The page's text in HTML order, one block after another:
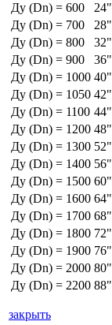
Ду (Dn) = 600
24"
Ду (Dn) = 700
28"
Ду (Dn) = 800
32"
Ду (Dn) = 900
36"
Ду (Dn) = 1000 40"
Ду (Dn) = 1050 42"
Ду (Dn) = 1100 44"
Ду (Dn) = 1200 48"
Ду (Dn) = 1300 52"
Ду (Dn) = 1400 56"
Ду (Dn) = 1500 60"
Ду (Dn) = 1600 64"
Ду (Dn) = 1700 68"
Ду (Dn) = 1800 72"
Ду (Dn) = 1900 76"
Ду (Dn) = 2000 80"
Ду (Dn) = 2200 88"
закрыть